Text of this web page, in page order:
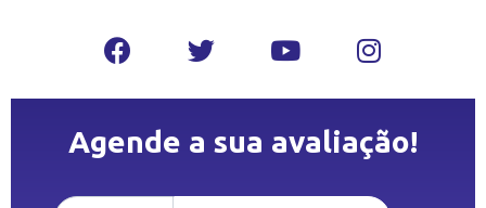
Agende a sua avaliação!